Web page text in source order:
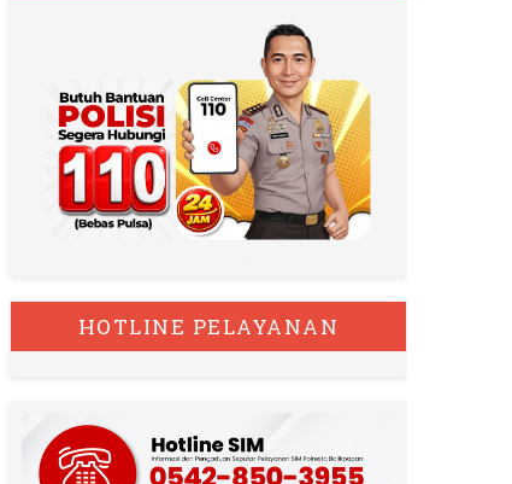
HOTLINE PELAYANAN